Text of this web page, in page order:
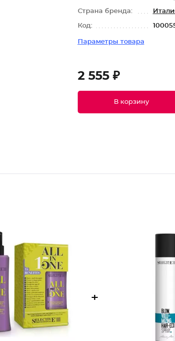
Страна бренда:
Код:
Параметры товара
2 555 ₽
В корзину
+